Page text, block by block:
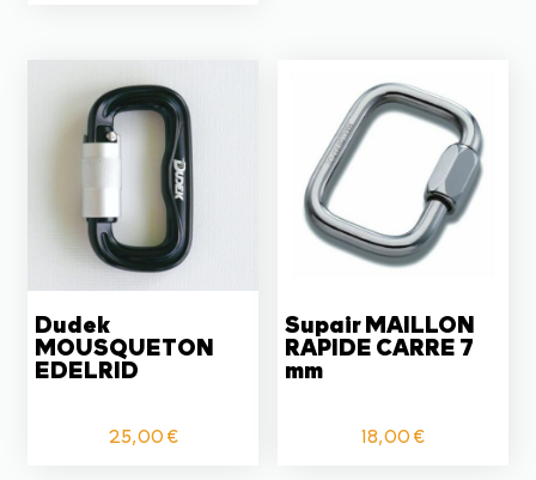
Dudek
MOUSQUETON
EDELRID
25,00€
Supair MAILLON
RAPIDE CARRE 7
mm
18,00€